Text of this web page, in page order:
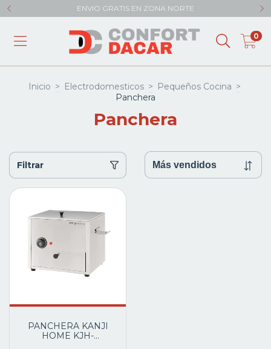
ENVIO GRATIS EN ZONA NORTE
0
Inicio > Electrodomesticos > Pequeños Cocina >
Panchera
Panchera
Filtrar
PANCHERA KANJI
HOME KJH-